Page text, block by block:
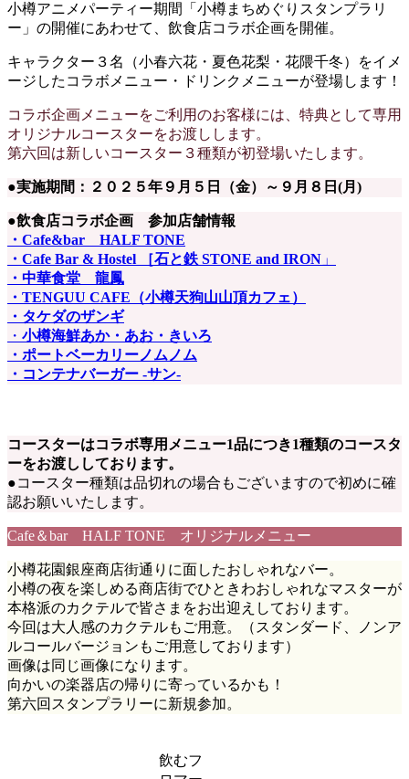
小樽アニメパーティー期間「小樽まちめぐりスタンプラリ
ー」の開催にあわせて、飲食店コラボ企画を開催。
キャラクター３名（小春六花・夏色花梨・花隈千冬）をイメ
ージしたコラボメニュー・ドリンクメニューが登場します！
コラボ企画メニューをご利用のお客様には、特典として専用
オリジナルコースターをお渡しします。
第六回は新しいコースター３種類が初登場いたします。
●実施期間： ２０２５年９月５日（金）～９月８日(月)
●飲食店コラボ企画 参加店舗情報
・Cafe&bar HALF TONE
・Cafe Bar & Hostel ［石と鉄 STONE and IRON 」
・中華食堂 龍鳳
・TENGUU CAFE（小樽天狗山山頂カフェ）
・タケダのザンギ
・ 小樽海鮮あか・あお・きいろ
・ポートベーカリーノムノム
・コンテナバーガー -サン-
コースターはコラボ専用メニュー1品につき1種類のコースタ
ーをお渡ししております。
●コースター種類は品切れの場合もございますので初めに確
認お願いいたします。
Cafe＆bar HALF TONE オリジナルメニュー
小樽花園銀座商店街通りに面したおしゃれなバー。
小樽の夜を楽しめる商店街でひときわおしゃれなマスターが
本格派のカクテルで皆さまをお出迎えしております。
今回は大人感のカクテルもご用意。（スタンダード、ノンア
ルコールバージョンもご用意しております）
画像は同じ画像になります。
向かいの楽器店の帰りに寄っているかも！
第六回スタンプラリーに新規参加。
飲むフ